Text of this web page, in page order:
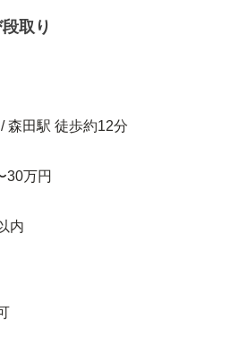
取り
森田駅 徒歩約12分
30万円
内